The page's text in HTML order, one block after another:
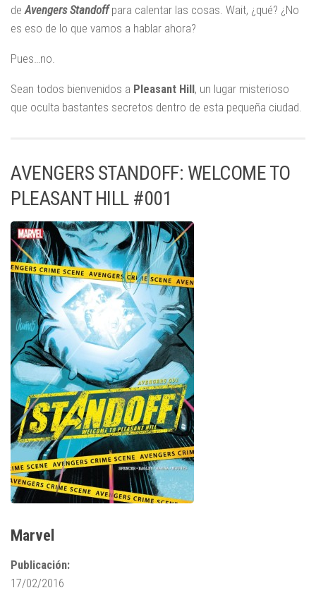
deAvengers Standoffpara calentar las cosas. Wait, ¿qué? ¿No
es eso de lo que vamos a hablar ahora?
Pues…no.
Sean todos bienvenidos a Pleasant Hill, un lugar misterioso
que oculta bastantes secretos dentro de esta pequeña ciudad.
AVENGERS STANDOFF: WELCOME TO
PLEASANT HILL #001
Marvel
Publicación:
17/02/2016